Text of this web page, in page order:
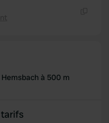
à 500 m
tarifs